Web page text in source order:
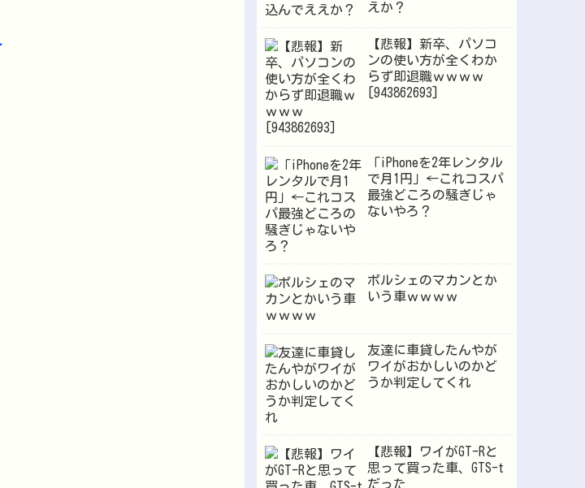
えか？
【悲報】新卒、パソコ
ンの使い方が全くわか
らず即退職ｗｗｗｗ
[943862693]
「iPhoneを2年レンタル
で月1円」←これコスパ
最強どころの騒ぎじゃ
ないやろ？
ポルシェのマカンとか
いう車ｗｗｗｗ
友達に車貸したんやが
ワイがおかしいのかど
うか判定してくれ
【悲報】ワイがGT-Rと
思って買った車、GTS-t
だった